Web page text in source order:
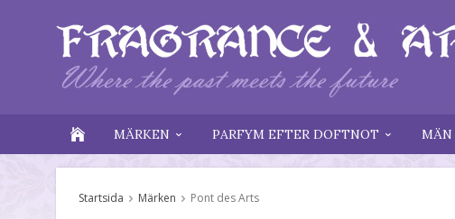
MÄRKEN PARFYM EFTER DOFTNOT MÄN
Startsida Märken Pont des Arts